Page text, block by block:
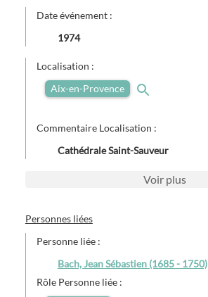
Date événement :
1974
Localisation :
Aix-en-Provence
Commentaire Localisation :
Cathédrale Saint-Sauveur
Voir plus
Personnes liées
Personne liée :
Bach, Jean Sébastien (1685 - 1750)
Rôle Personne liée :